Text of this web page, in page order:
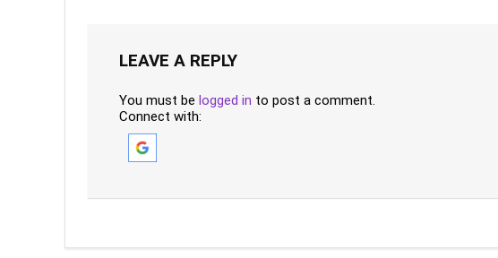
LEAVE A REPLY
You must be logged in to post a comment.
Connect with: